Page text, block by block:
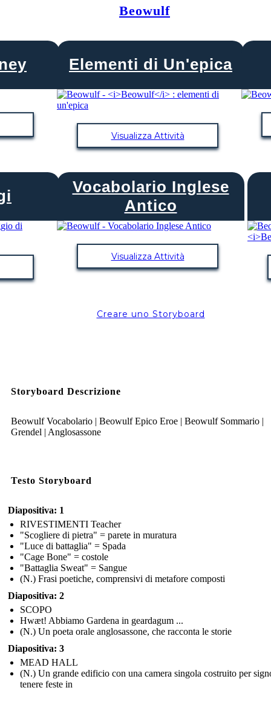
Beowulf
Elementi di Un'epica
Visualizza Attività
Vocabolario Inglese
Antico
Visualizza Attività
Creare uno Storyboard
Storyboard Descrizione
Beowulf Vocabolario | Beowulf Epico Eroe | Beowulf Sommario |
Grendel | Anglosassone
Testo Storyboard
Diapositiva: 1
RIVESTIMENTI Teacher
"Scogliere di pietra" = parete in muratura
"Luce di battaglia" = Spada
"Cage Bone" = costole
"Battaglia Sweat" = Sangue
(N.) Frasi poetiche, comprensivi di metafore composti
Diapositiva: 2
SCOPO
Hwæt! Abbiamo Gardena in geardagum ...
(N.) Un poeta orale anglosassone, che racconta le storie
Diapositiva: 3
MEAD HALL
(N.) Un grande edificio con una camera singola costruito per
tenere feste in